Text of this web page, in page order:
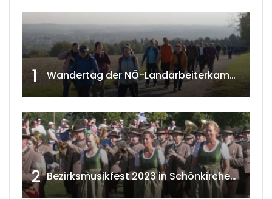
1 Wandertag der NÖ-Landarbeiterkammer in Hollabrunn 2024
2 Bezirksmusikfest 2023 in Schönkirchen-Reyersdorf